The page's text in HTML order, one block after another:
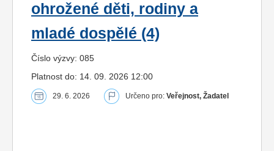
ohrožené děti, rodiny a
mladé dospělé (4)
Číslo výzvy: 085
Platnost do: 14. 09. 2026 12:00
29. 6. 2026 Určeno pro: Veřejnost, Žadatel